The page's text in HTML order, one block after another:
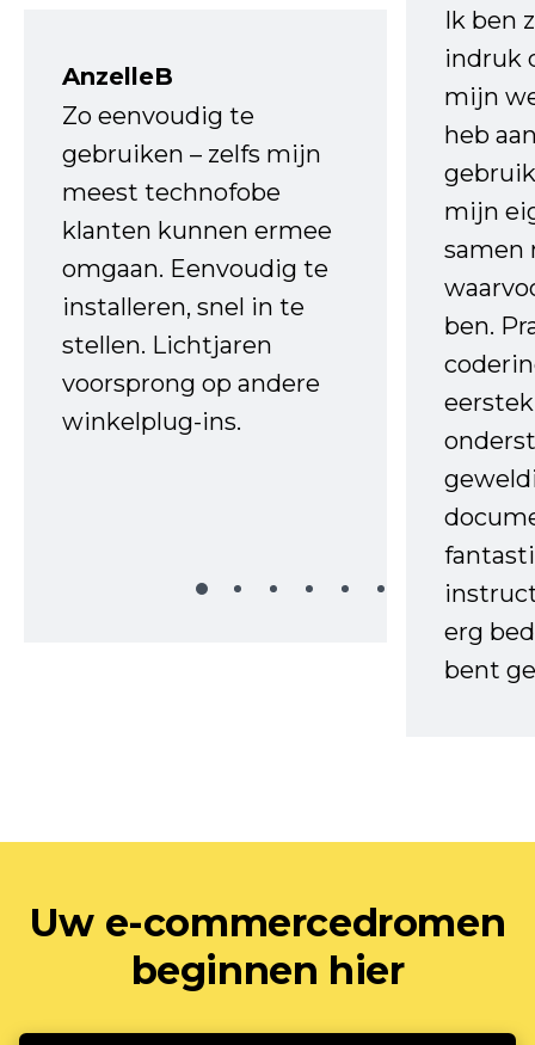
AnzelleB
Zo eenvoudig te
gebruiken – zelfs mijn
meest technofobe
klanten kunnen ermee
omgaan. Eenvoudig te
installeren, snel in te
stellen. Lichtjaren
voorsprong op andere
winkelplug-ins.
Ik ben
indruk
mijn
heb
mijn
samen
ben.
erg
bent
Uw e-commercedromen
beginnen hier